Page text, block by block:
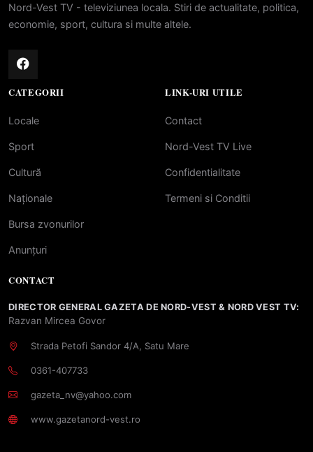
Nord-Vest TV - televiziunea locala. Stiri de actualitate, politica,
economie, sport, cultura si multe altele.
CATEGORII
Locale
Sport
Cultură
Naționale
Bursa zvonurilor
Anunțuri
LINK-URI UTILE
Contact
Nord-Vest TV Live
Confidentialitate
Termeni si Conditii
CONTACT
DIRECTOR GENERAL GAZETA DE NORD-VEST & NORD VEST TV:
Razvan Mircea Govor
Strada Petofi Sandor 4/A, Satu Mare
0361-407733
gazeta_nv@yahoo.com
www.gazetanord-vest.ro